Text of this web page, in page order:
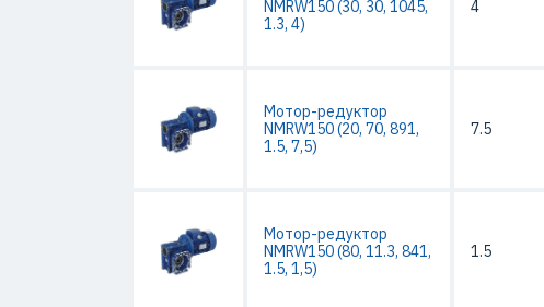
NMRW150 (30, 30, 1045,
1.3, 4)
4
Мотор-редуктор
NMRW150 (20, 70, 891,
1.5, 7,5)
7.5
Мотор-редуктор
NMRW150 (80, 11.3, 841,
1.5, 1,5)
1.5